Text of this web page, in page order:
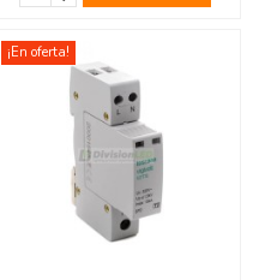
¡En oferta!